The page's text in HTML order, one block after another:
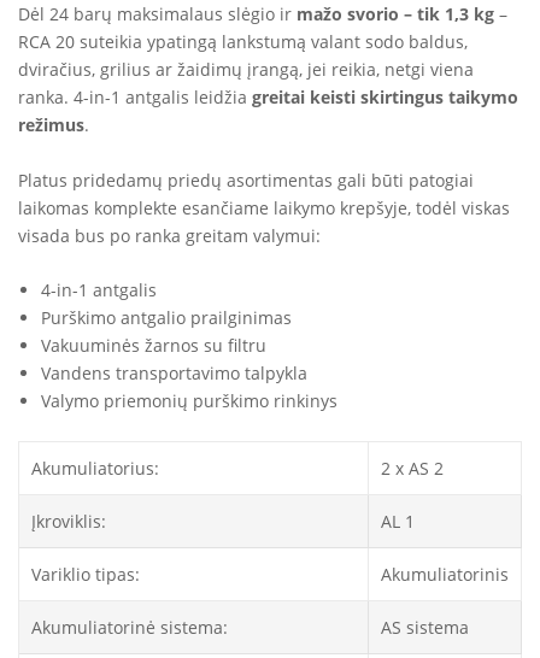
Dėl 24 barų maksimalaus slėgio ir mažo svorio – tik 1,3 kg –
RCA 20 suteikia ypatingą lankstumą valant sodo baldus,
dviračius, grilius ar žaidimų įrangą, jei reikia, netgi viena
ranka. 4-in-1 antgalis leidžia greitai keisti skirtingus taikymo
režimus.
Platus pridedamų priedų asortimentas gali būti patogiai
laikomas komplekte esančiame laikymo krepšyje, todėl viskas
visada bus po ranka greitam valymui:
4-in-1 antgalis
Purškimo antgalio prailginimas
Vakuuminės žarnos su filtru
Vandens transportavimo talpykla
Valymo priemonių purškimo rinkinys
Akumuliatorius: 2 x AS 2
Įkroviklis: AL 1
Variklio tipas: Akumuliatorinis
Akumuliatorinė sistema: AS sistema